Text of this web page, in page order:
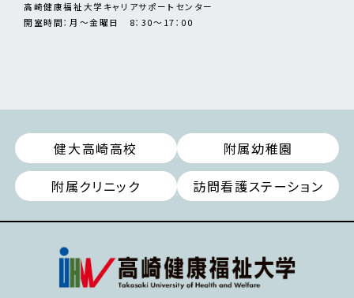
高崎健康福祉大学キャリアサポートセンター
開室時間：月～金曜日 8：30～17：00
健大高崎高校
附属幼稚園
附属クリニック
訪問看護ステーション